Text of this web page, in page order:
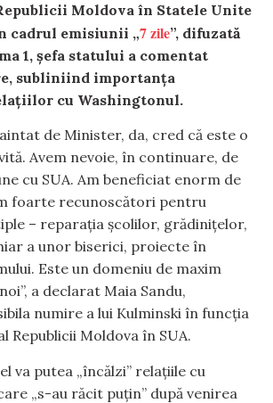
Moldova în Statele Unite
cadrul emisiunii „7 zile”, difuzată
1, șefa statului a comentat
subliniind importanța
cu Washingtonul.
de Minister, da, cred că este o
Avem nevoie, în continuare, de
cu SUA. Am beneficiat enorm de
foarte recunoscători pentru
– reparația școlilor, grădinițelor,
a unor biserici, proiecte în
Este un domeniu de maxim
a declarat Maia Sandu,
numire a lui Kulminski în funcția
Republicii Moldova în SUA.
va putea „încălzi” relațiile cu
„s-au răcit puțin” după venirea